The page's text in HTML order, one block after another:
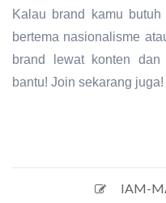
Kalau brand kamu
bertema nasionalisme
brand lewat konten dan
bantu! Join sekarang juga!
IAM-